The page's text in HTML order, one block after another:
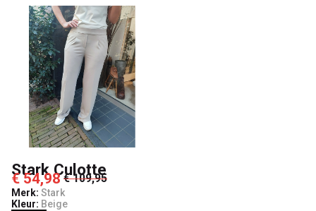
Stark Culotte
€ 54,98 € 109,95
Merk: Stark
Kleur: Beige